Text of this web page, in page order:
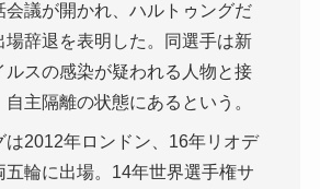
会議が開かれ、ハルトゥングだ
場辞退を表明した。同選手は新
ルスの感染が疑われる人物と接
主隔離の状態にあるという。
は2012年ロンドン、16年リオデ
五輪に出場。14年世界選手権サ